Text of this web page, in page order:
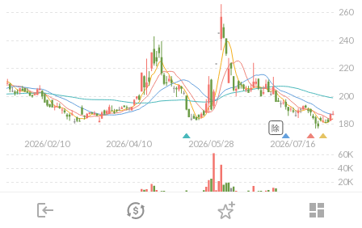
login dashboard
市場 登入
2026/02/10 2026/04/10 2026/05/28 2026/07/16
180
200
220
240
260
20K
40K
60K
除
RSI 手勢操作